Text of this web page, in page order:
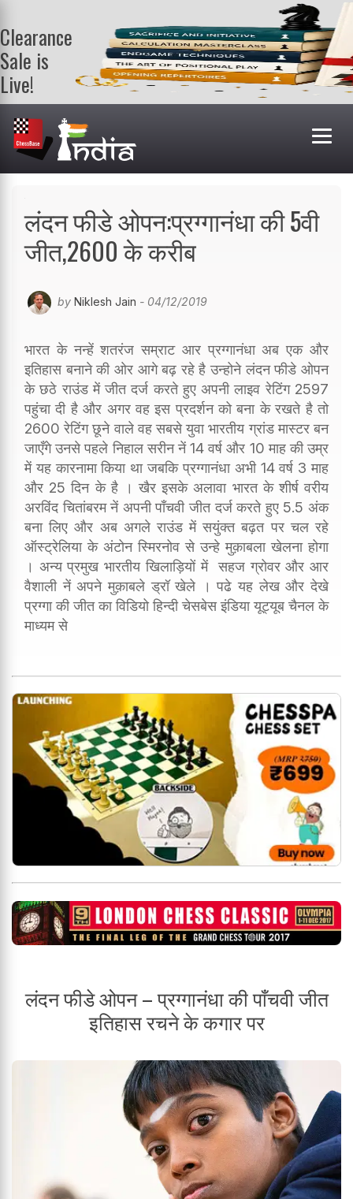
Clearance
Sale is
Live!
Get a FREE
book on
purchasing 2
or more
books. Valid
लंदन फीडे ओपन:प्रग्गानंधा की 5वी
जीत,2600 के करीब
by Niklesh Jain - 04/12/2019
भारत के नन्हें शतरंज सम्राट आर प्रग्गानंधा अब एक और
इतिहास बनाने की ओर आगे बढ़ रहे है उन्होने लंदन फीडे ओपन
के छठे राउंड में जीत दर्ज करते हुए अपनी लाइव रेटिंग 2597
पहुंचा दी है और अगर वह इस प्रदर्शन को बना के रखते है तो
2600 रेटिंग छूने वाले वह सबसे युवा भारतीय ग्रांड मास्टर बन
जाएँगे उनसे पहले निहाल सरीन नें 14 वर्ष और 10 माह की उम्र
में यह कारनामा किया था जबकि प्रग्गानंधा अभी 14 वर्ष 3 माह
और 25 दिन के है । खैर इसके अलावा भारत के शीर्ष वरीय
अरविंद चितांबरम नें अपनी पाँचवी जीत दर्ज करते हुए 5.5 अंक
बना लिए और अब अगले राउंड में सयुंक्त बढ़त पर चल रहे
ऑस्ट्रेलिया के अंटोन स्मिरनोव से उन्हे मुक़ाबला खेलना होगा
। अन्य प्रमुख भारतीय खिलाड़ियों में सहज ग्रोवर और आर
वैशाली नें अपने मुक़ाबले ड्रॉ खेले । पढे यह लेख और देखे
प्रग्गा की जीत का विडियो हिन्दी चेसबेस इंडिया यूट्यूब चैनल के
माध्यम से
लंदन फीडे ओपन – प्रग्गानंधा की पाँचवी जीत
इतिहास रचने के कगार पर